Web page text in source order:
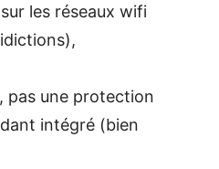
les réseaux wifi
pas une protection
intégré (bien